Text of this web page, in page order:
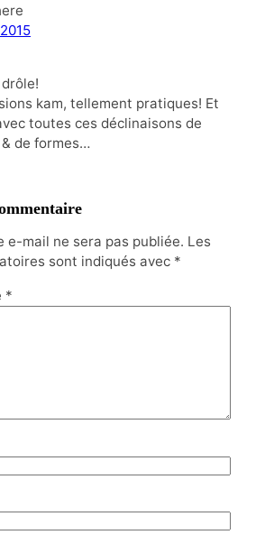
drôle!
kam, tellement pratiques! Et
toutes ces déclinaisons de
de formes…
e-mail ne sera pas publiée. Les
sont indiqués avec *
*